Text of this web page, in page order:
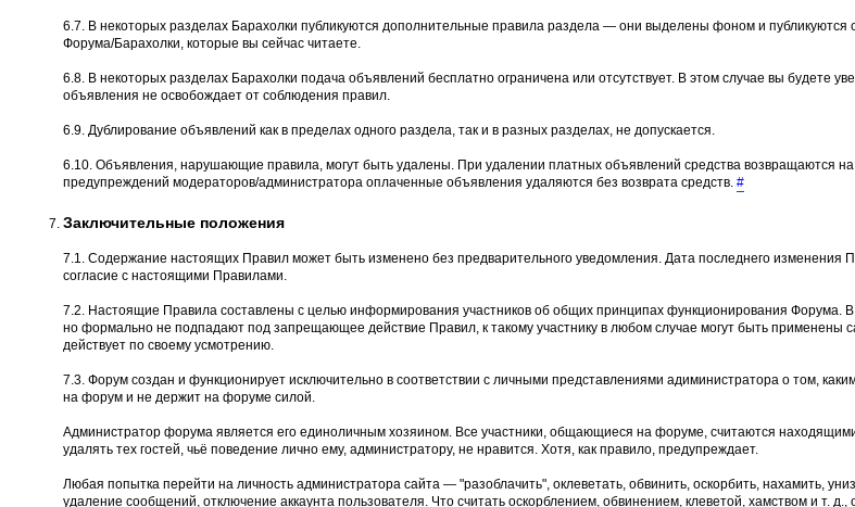
6.7. В некоторых разделах Барахолки публикуются дополнительные правила раздела — они выделены фоном и
Форума/Барахолки, которые вы сейчас читаете.
6.8. В некоторых разделах Барахолки подача объявлений бесплатно ограничена или отсутствует. В этом случае вы будете
объявления не освобождает от соблюдения правил.
6.9. Дублирование объявлений как в пределах одного раздела, так и в разных разделах, не допускается.
6.10. Объявления, нарушающие правила, могут быть удалены. При удалении платных объявлений средства возвращаются
предупреждений модераторов/администратора оплаченные объявления удаляются без возврата средств. #
Заключительные положения
7.1. Содержание настоящих Правил может быть изменено без предварительного уведомления. Дата последнего изменения
согласие с настоящими Правилами.
7.2. Настоящие Правила составлены с целью информирования участников об общих принципах функционирования Форума.
но формально не подпадают под запрещающее действие Правил, к такому участнику в любом случае могут быть
действует по своему усмотрению.
7.3. Форум создан и функционирует исключительно в соответствии с личными представлениями адиминистратора о том,
на форум и не держит на форуме силой.
Администратор форума является его единоличным хозяином. Все участники, общающиеся на форуме, считаются
удалять тех гостей, чьё поведение лично ему, администратору, не нравится. Хотя, как правило, предупреждает.
Любая попытка перейти на личность администратора сайта — "разоблачить", оклеветать, обвинить, оскорбить, нахамить,
удаление сообщений, отключение аккаунта пользователя. Что считать оскорблением, обвинением, клеветой, хамством и т. д.,